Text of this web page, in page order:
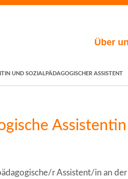
Über
UND SOZIALPÄDAGOGISCHER ASSISTENT
r Assistent/in an